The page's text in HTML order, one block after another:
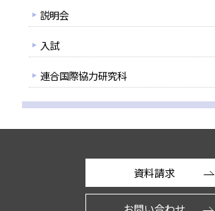
説明会
入試
連合国際協力研究科
資料請求